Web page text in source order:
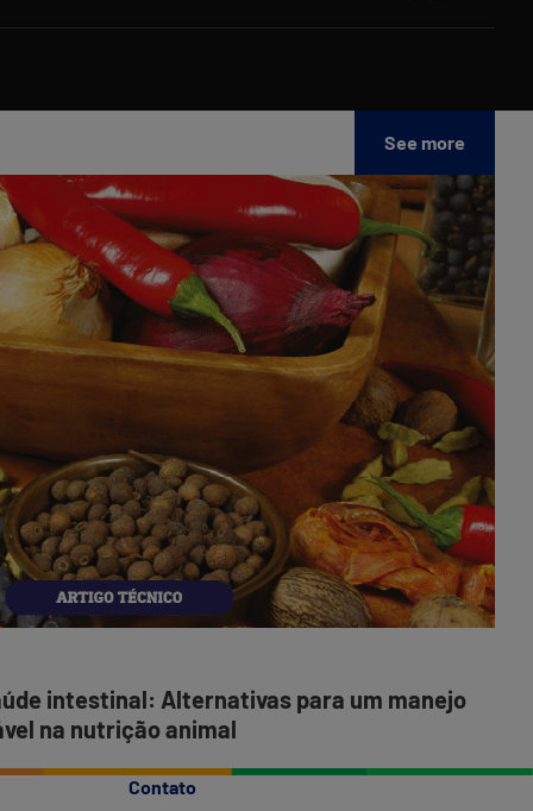
See more
e
para
um
intestinal: Alternativas para um manejo
na nutrição animal
Contato